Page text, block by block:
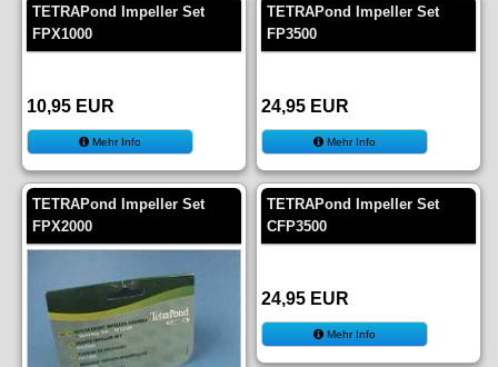
TETRAPond Impeller Set
FPX1000
10,95 EUR
Mehr Info
TETRAPond Impeller Set
FPX2000
TETRAPond Impeller Set
FP3500
24,95 EUR
Mehr Info
TETRAPond Impeller Set
CFP3500
24,95 EUR
Mehr Info